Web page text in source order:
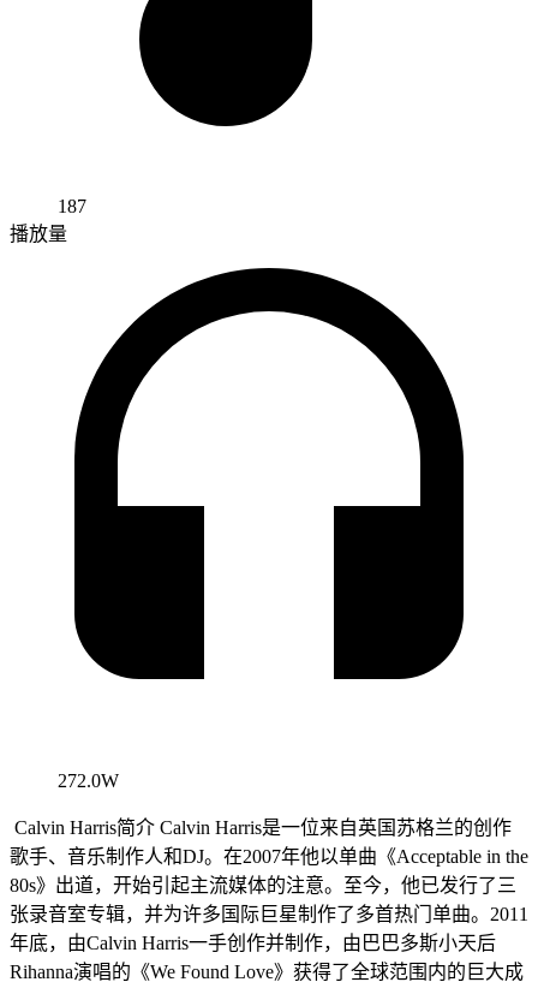
187
播放量
272.0W
Calvin Harris简介 Calvin Harris是一位来自英国苏格兰的创作
歌手、音乐制作人和DJ。在2007年他以单曲《Acceptable in the
80s》出道，开始引起主流媒体的注意。至今，他已发行了三
张录音室专辑，并为许多国际巨星制作了多首热门单曲。2011
年底，由Calvin Harris一手创作并制作，由巴巴多斯小天后
Rihanna演唱的《We Found Love》获得了全球范围内的巨大成